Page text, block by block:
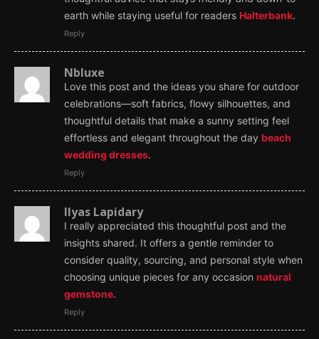
earth while staying useful for readers Halterbank.
Reply
Nbluxe
Love this post and the ideas you share for outdoor
celebrations—soft fabrics, flowy silhouettes, and
thoughtful details that make a sunny setting feel
effortless and elegant throughout the day beach
wedding dresses.
Reply
Ilyas Lapidary
I really appreciated this thoughtful post and the
insights shared. It offers a gentle reminder to
consider quality, sourcing, and personal style when
choosing unique pieces for any occasion natural
gemstone.
Reply